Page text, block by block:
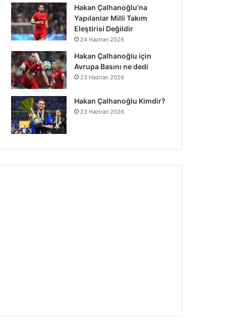
Hakan Çalhanoğlu’na
Yapılanlar Milli Takım
Eleştirisi Değildir
24 Haziran 2026
Hakan Çalhanoğlu için
Avrupa Basını ne dedi
23 Haziran 2026
Hakan Çalhanoğlu Kimdir?
23 Haziran 2026